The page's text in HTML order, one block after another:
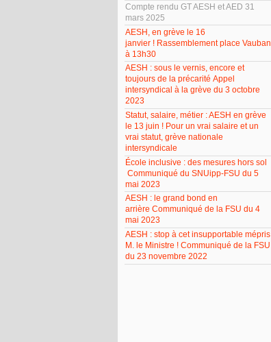
Compte rendu GT AESH et AED 31
mars 2025
AESH, en grève le 16
janvier ! Rassemblement place Vauban
à 13h30
AESH : sous le vernis, encore et
toujours de la précarité Appel
intersyndical à la grève du 3 octobre
2023
Statut, salaire, métier : AESH en grève
le 13 juin ! Pour un vrai salaire et un
vrai statut, grève nationale
intersyndicale
École inclusive : des mesures hors sol
Communiqué du SNUipp-FSU du 5
mai 2023
AESH : le grand bond en
arrière Communiqué de la FSU du 4
mai 2023
AESH : stop à cet insupportable mépris
M. le Ministre ! Communiqué de la FSU
du 23 novembre 2022